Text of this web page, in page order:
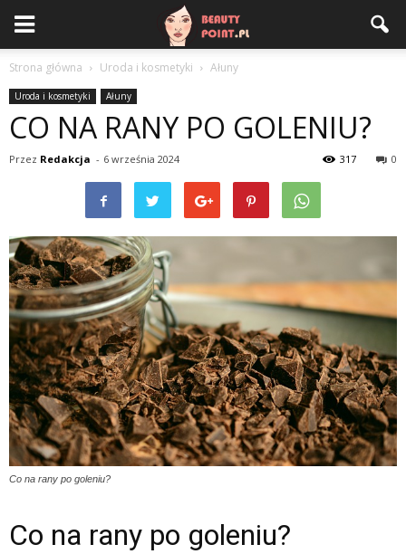
Strona główna Uroda i kosmetyki Ałuny
Uroda i kosmetyki Ałuny
CO NA RANY PO GOLENIU?
Przez Redakcja - 6 września 2024 0
317
Co na rany po goleniu?
Co na rany po goleniu?